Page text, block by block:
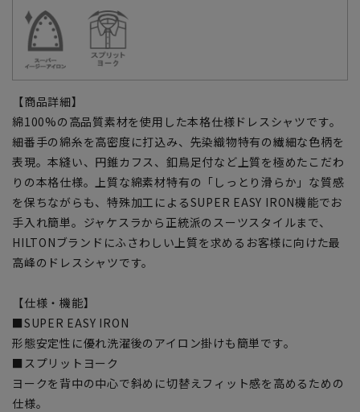
【商品詳細】
綿100%の高品質素材を使用した本格仕様ドレスシャツです。
細番手の綿糸を高密度に打込み、先染織物特有の繊細な色柄を
表現。本縫い、円錐カフス、釦鳥足付など上質を極めたこだわ
りの本格仕様。上質な綿素材特有の「しっとり滑らか」な質感
を保ちながらも、特殊加工によるSUPER EASY IRON機能でお
手入れ簡単。ジャケスラから正統派のスーツスタイルまで、
HILTONブランドにふさわしい上質を求めるお客様に向けた最
高峰のドレスシャツです。
【仕様・機能】
■SUPER EASY IRON
形態安定性に優れ洗濯後のアイロン掛けも簡単です。
■スプリットヨーク
ヨークを背中の中心で斜めに切替えフィット感を高めるための
仕様。